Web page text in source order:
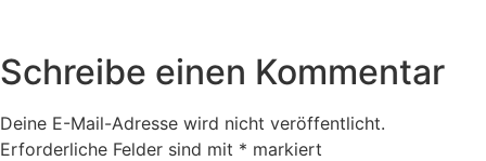
Schreibe einen Kommentar
Deine E-Mail-Adresse wird nicht veröffentlicht.
Erforderliche Felder sind mit * markiert